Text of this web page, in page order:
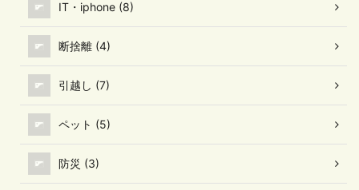
IT・iphone (8)
断捨離 (4)
引越し (7)
ペット (5)
防災 (3)